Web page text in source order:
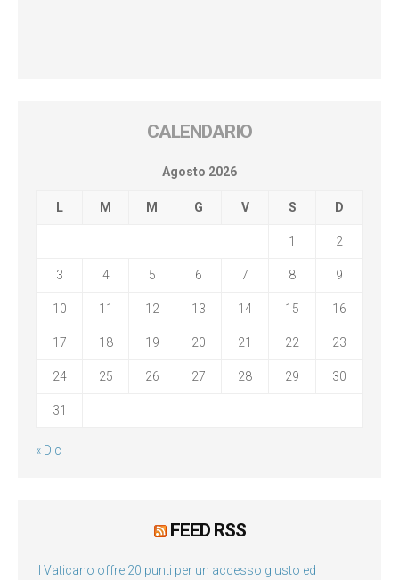
CALENDARIO
Agosto 2026
L M M G V S D
1 2
3 4 5 6 7 8 9
10 11 12 13 14 15 16
17 18 19 20 21 22 23
24 25 26 27 28 29 30
31
« Dic
FEED RSS
Il Vaticano offre 20 punti per un accesso giusto ed